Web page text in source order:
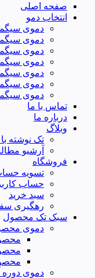
صفحه اصلی
انتخاب دمو
دموی
دموی
دموی
دموی
دموی
دموی
دموی
تماس با ما
درباره ما
وبلاگ
تک نوشته با
آرشیو
فروشگاه
تسویه
حساب
سبد خرید
رهگیری
سبک تک محصول
دموی
دموی